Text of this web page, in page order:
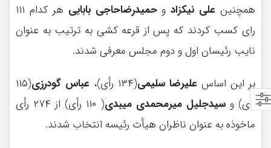
همچنین علی نیکزاد وحمیدرضاحاجی بابایی
هر کدام ۱۱۱
رای کسب کردند که پس از قرعه کشی به ترتیب به عنوان
نایب رئیسان اول و دوم مجلس معرفی شدند.
بر این اساس علیرضا سلیمی(۱۳۴ رأی)، عباس گودرزی (۱۱۵
رأی) وسیدجلیل میرمحمدی میبدی
( ۱۱۰ رأی) از ۲۷۴ رأی
ماخوذه به عنوان ناظران هیأت رئیسه انتخاب شدند.